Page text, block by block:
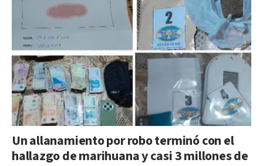
Un allanamiento por robo terminó con el
hallazgo de marihuana y casi 3 millones de